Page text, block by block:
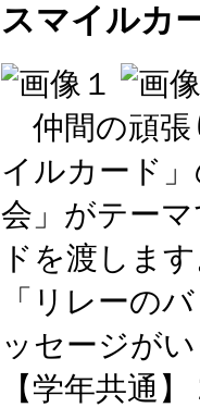
スマイルカ
仲間の頑張
イルカード
会」がテー
ドを渡しま
「リレーの
ッセージが
【学年共通